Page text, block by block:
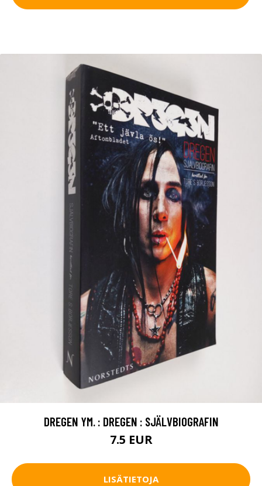
DREGEN YM. : DREGEN : SJÄLVBIOGRAFIN
7.5 EUR
LISÄTIETOJA